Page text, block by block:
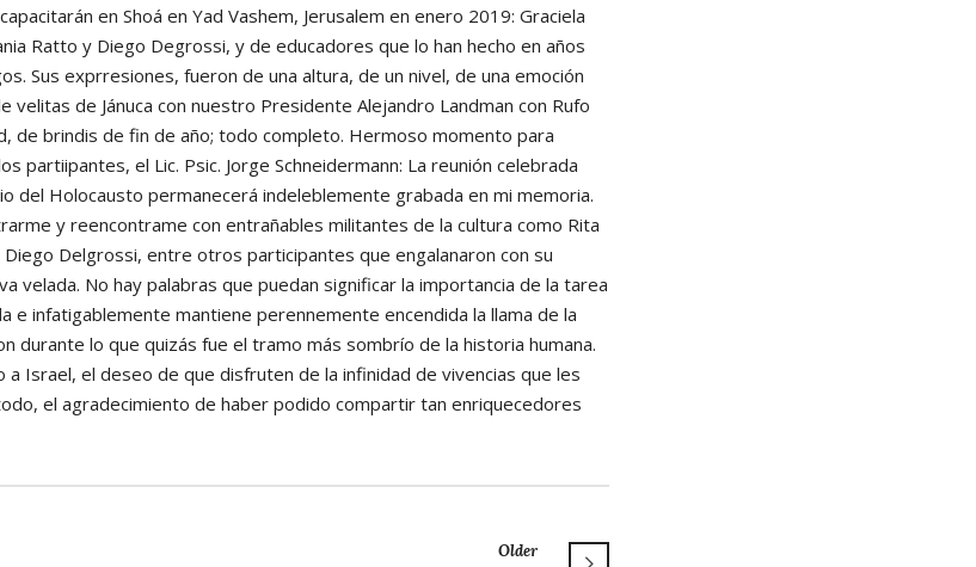
en Shoá en Yad Vashem, Jerusalem en enero 2019: Graciela
Ratto y Diego Degrossi, y de educadores que lo han hecho en años
Sus exprresiones, fueron de una altura, de un nivel, de una emoción
velitas de Jánuca con nuestro Presidente Alejandro Landman con Rufo
de brindis de fin de año; todo completo. Hermoso momento para
partiipantes, el Lic. Psic. Jorge Schneidermann: La reunión celebrada
del Holocausto permanecerá indeleblemente grabada en mi memoria.
y reencontrame con entrañables militantes de la cultura como Rita
Delgrossi, entre otros participantes que engalanaron con su
velada. No hay palabras que puedan significar la importancia de la tarea
e infatigablemente mantiene perennemente encendida la llama de la
durante lo que quizás fue el tramo más sombrío de la historia humana.
Israel, el deseo de que disfruten de la infinidad de vivencias que les
el agradecimiento de haber podido compartir tan enriquecedores
Older